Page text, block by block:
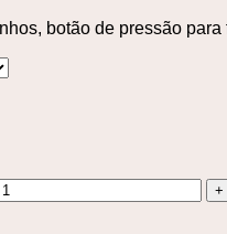
botão de pressão